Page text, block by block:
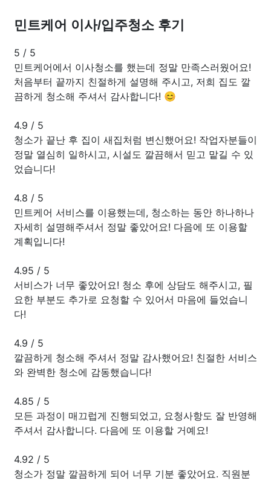
민트케어 이사/입주청소 후기
5 / 5
민트케어에서 이사청소를 했는데 정말 만족스러웠어요!
처음부터 끝까지 친절하게 설명해 주시고, 저희 집도 깔
끔하게 청소해 주셔서 감사합니다! 😊
4.9 / 5
청소가 끝난 후 집이 새집처럼 변신했어요! 작업자분들이
정말 열심히 일하시고, 시설도 깔끔해서 믿고 맡길 수 있
었습니다!
4.8 / 5
민트케어 서비스를 이용했는데, 청소하는 동안 하나하나
자세히 설명해주셔서 정말 좋았어요! 다음에 또 이용할
계획입니다!
4.95 / 5
서비스가 너무 좋았어요! 청소 후에 상담도 해주시고, 필
요한 부분도 추가로 요청할 수 있어서 마음에 들었습니
다!
4.9 / 5
깔끔하게 청소해 주셔서 정말 감사했어요! 친절한 서비스
와 완벽한 청소에 감동했습니다!
4.85 / 5
모든 과정이 매끄럽게 진행되었고, 요청사항도 잘 반영해
주셔서 감사합니다. 다음에 또 이용할 거예요!
4.92 / 5
청소가 정말 깔끔하게 되어 너무 기분 좋았어요. 직원분